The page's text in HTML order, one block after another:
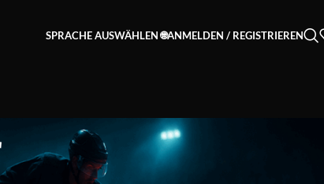
SPRACHE AUSWÄHLEN 🌐ANMELDEN / REGISTRIEREN